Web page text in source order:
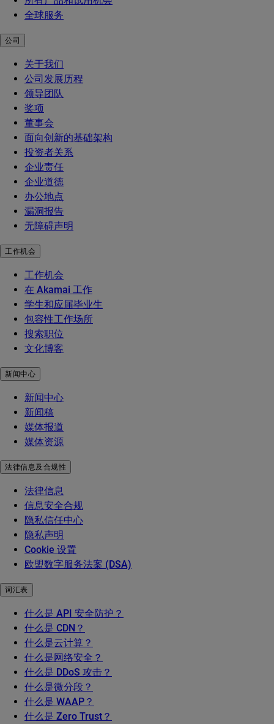
全球服务
公司
关于我们
公司发展历程
领导团队
奖项
董事会
面向创新的基础架构
投资者关系
企业责任
企业道德
办公地点
漏洞报告
无障碍声明
工作机会
工作机会
在 Akamai 工作
学生和应届毕业生
包容性工作场所
搜索职位
文化博客
新闻中心
新闻中心
新闻稿
媒体报道
媒体资源
法律信息及合规性
法律信息
信息安全合规
隐私信任中心
隐私声明
Cookie 设置
欧盟数字服务法案 (DSA)
词汇表
什么是 API 安全防护？
什么是 CDN？
什么是云计算？
什么是网络安全？
什么是 DDoS 攻击？
什么是微分段？
什么是 WAAP？
什么是 Zero Trust？